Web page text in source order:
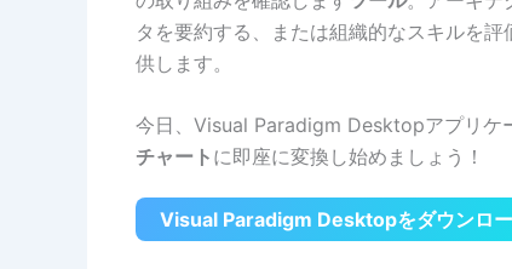
タを要約する、または組織的なスキルを評
供します。
今日、Visual Paradigm Desktopアプリケ
チャート に即座に変換し始めましょう！
Visual Paradigm Desktopをダウンロ